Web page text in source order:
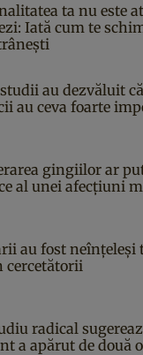
ta nu este
Iată cum te
au dezvăluit
au ceva foarte
gingiilor ar
al unei afecțiuni
au fost neînțeleși
cercetătorii
radical
a apărut de două